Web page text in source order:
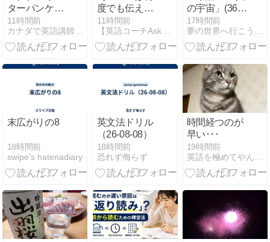
習
ターパンケー
キでブランチ
11時間前
カナダで英語講師/自由な海外生活
度でも伝えれ
ばいい】
11時間前
【英語コーチAska】たった3ヶ月でなりたい自分に!!
の宇宙」(36)
UFOの地球上
核全廃計画 🍒
英検3分自己
17時間前
夢の世界へ行こうＵＳＡ実践英会話
末広がりの8
18時間前
swipe's hatenadiary
英文法ドリル
（26-08-08）
18時間前
恐れず侮らず
時間経つのが
早い･･･
19時間前
英語を極めてやんよ！